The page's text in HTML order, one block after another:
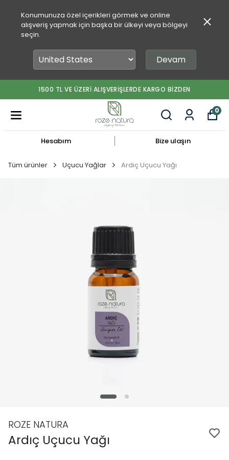
Konumunuza özel içerikleri görmek ve online
alışveriş yapmak için başka bir ülkeyi veya bölgeyi
seçin.
Devam
1500 TL VE ÜZERİ ALIŞVERİŞLERDE KARGO BİZDEN
0
Hesabım Bize ulaşın
Tüm ürünler Uçucu Yağlar Ardıç Uçucu Yağı
ROZE NATURA
Ardıç Uçucu Yağı